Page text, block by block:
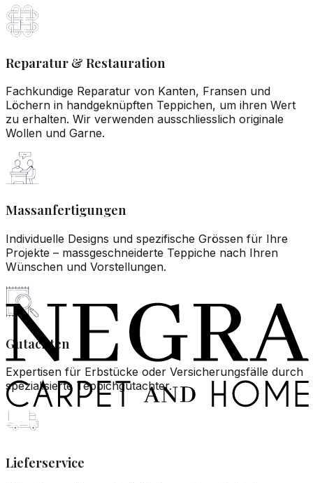
Reparatur & Restauration
Fachkundige Reparatur von Kanten, Fransen und
Löchern in handgeknüpften Teppichen, um ihren Wert
zu erhalten. Wir verwenden ausschliesslich originale
Wollen und Garne.
Massanfertigungen
Individuelle Designs und spezifische Grössen für Ihre
Projekte – massgeschneiderte Teppiche nach Ihren
Wünschen und Vorstellungen.
Gutachten
Expertisen für Erbstücke oder Versicherungsfälle durch
spezialisierte Teppichgutachter.
Lieferservice